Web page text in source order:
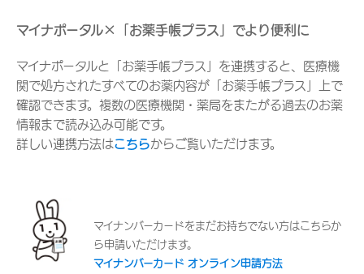
マイナポータル×「お薬手帳プラス」でより便利に
マイナポータルと「お薬手帳プラス」を連携すると、医療機
関で処方されたすべてのお薬内容が「お薬手帳プラス」上で
確認できます。複数の医療機関・薬局をまたがる過去のお薬
情報まで読み込み可能です。
詳しい連携方法はこちらからご覧いただけます。
マイナンバーカードをまだお持ちでない方はこちらか
ら申請いただけます。
マイナンバーカード オンライン申請方法